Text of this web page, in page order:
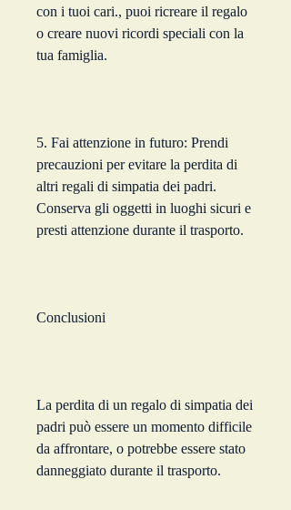
con i tuoi cari., puoi ricreare il regalo
o creare nuovi ricordi speciali con la
tua famiglia.
5. Fai attenzione in futuro: Prendi
precauzioni per evitare la perdita di
altri regali di simpatia dei padri.
Conserva gli oggetti in luoghi sicuri e
presti attenzione durante il trasporto.
Conclusioni
La perdita di un regalo di simpatia dei
padri può essere un momento difficile
da affrontare, o potrebbe essere stato
danneggiato durante il trasporto.